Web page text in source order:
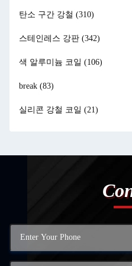
탄소 구간 강철 (310)
스테인레스 강판 (342)
색 알루미늄 코일 (106)
break (83)
실리콘 강철 코일 (21)